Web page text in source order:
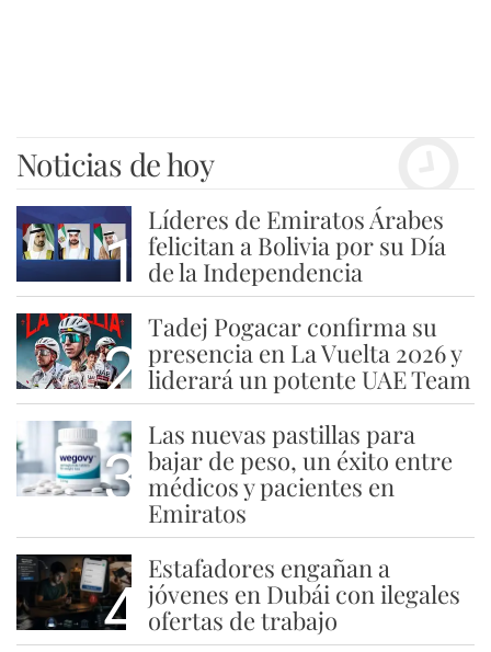
Noticias de hoy
1
Líderes de Emiratos Árabes
felicitan a Bolivia por su Día
de la Independencia
2
Tadej Pogacar confirma su
presencia en La Vuelta 2026 y
liderará un potente UAE Team
3
Las nuevas pastillas para
bajar de peso, un éxito entre
médicos y pacientes en
Emiratos
4
Estafadores engañan a
jóvenes en Dubái con ilegales
ofertas de trabajo